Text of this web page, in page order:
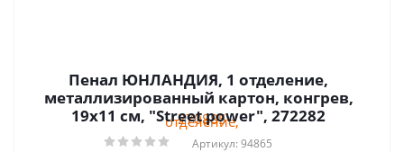
Пенал ЮНЛАНДИЯ, 1 отделение,
металлизированный картон, конгрев,
19х11 см, "Street power", 272282
Артикул: 94865